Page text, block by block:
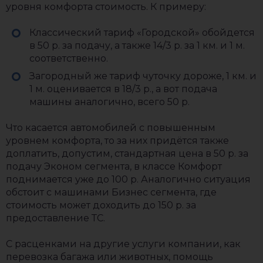
уровня комфорта стоимость. К примеру:
Классический тариф «Городской» обойдется
в 50 р. за подачу, а также 14/3 р. за 1 км. и 1 м.
соответственно.
Загородный же тариф чуточку дороже, 1 км. и
1 м. оценивается в 18/3 р., а вот подача
машины аналогично, всего 50 р.
Что касается автомобилей с повышенным
уровнем комфорта, то за них придётся также
доплатить, допустим, стандартная цена в 50 р. за
подачу Эконом сегмента, в классе Комфорт
поднимается уже до 100 р. Аналогично ситуация
обстоит с машинами Бизнес сегмента, где
стоимость может доходить до 150 р. за
предоставление ТС.
С расценками на другие услуги компании, как
перевозка багажа или животных, помощь